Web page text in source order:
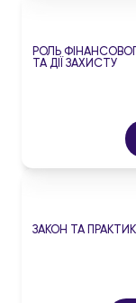
РОЛЬ
ТА ДІЇ ЗАХИСТУ
ЗАКОН ТА